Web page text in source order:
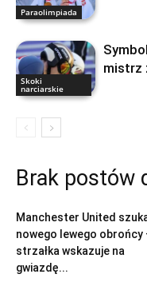
Paraolimpiada
Skoki
narciarskie
mistrz
Brak postów
Manchester United
nowego lewego obrońcy
strzałka wskazuje na
gwiazdę...